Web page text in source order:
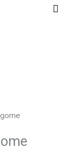
Main